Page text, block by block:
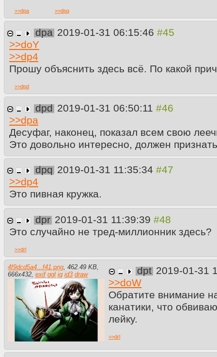
>>dpa >>dpq
dpa 2019-01-31 06:15:46
>>doY
>>dp4
Прошу объяснить здесь всё. По какой
>>dpd
dpd 2019-01-31 06:50:11
>>dpa
Десуфаг, наконец, показал всем свою
Это довольно интересно, должен
dpq 2019-01-31 11:35:34
>>dp4
Это пивная кружка.
dpr 2019-01-31 11:39:39
Это случайно не тред-миллионник здесь?
>>drl
4f9dcd5a4...f41.png 462.49 KB
666x432 exif ggl iq id3 draw dpt 2019-01-31
>>doW
Обратите внимание
канатики, что
лейку.
>>drl